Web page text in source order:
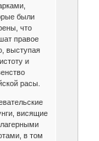
были
что
правое
выступая
и
расы.
висящие
в том